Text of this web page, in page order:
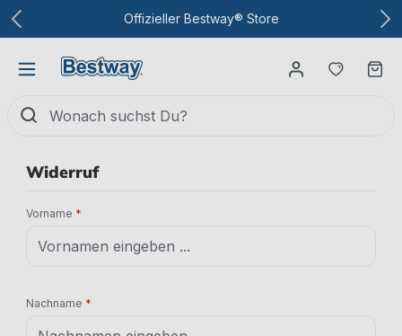
Zum Hauptinhalt Offizieller Bestway® Store
Du
Widerruf
Vorname *
Nachname *